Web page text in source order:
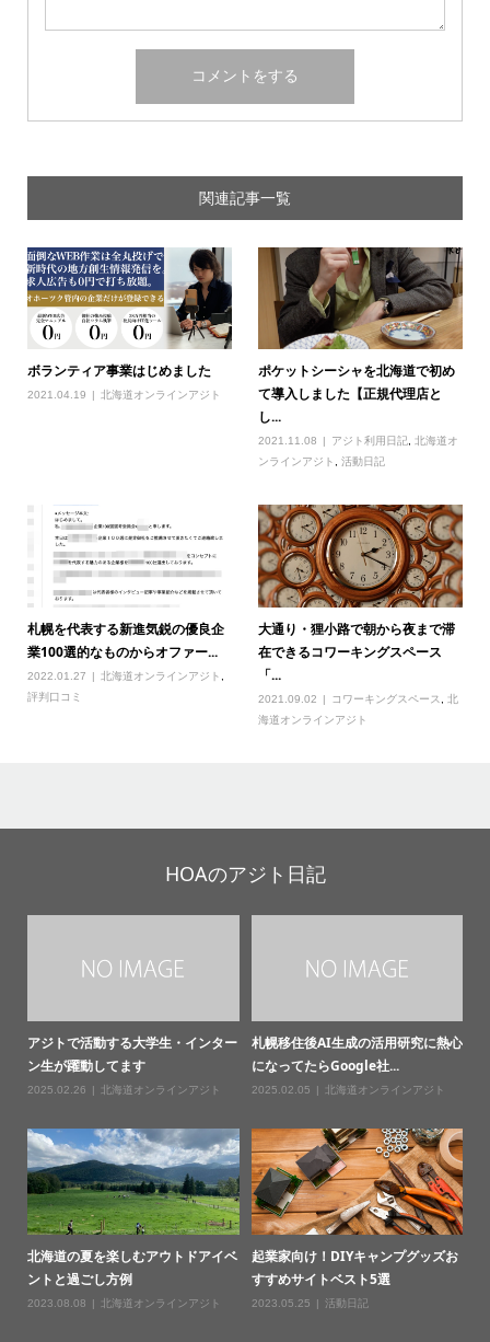
関連記事一覧
ボランティア事業はじめました
2021.04.19 北海道オンラインアジト
ポケットシーシャを北海道で初め
て導入しました【正規代理店と
し...
2021.11.08 アジト利用日記 ,北海道オ
ンラインアジト
,活動日記
札幌を代表する新進気鋭の優良企
業100選的なものからオファー...
2022.01.27 北海道オンラインアジト
評判口コミ
大通り・狸小路で朝から夜まで滞
在できるコワーキングスペース
「...
2021.09.02 コワーキングスペース ,北
海道オンラインアジト
HOAのアジト日記
アジトで活動する大学生・インター
ン生が躍動してます
2025.02.26 北海道オンラインアジト
札幌移住後AI生成の活用研究に熱心
になってたらGoogle社...
2025.02.05 北海道オンラインアジト
北海道の夏を楽しむアウトドアイベ
ントと過ごし方例
2023.08.08 北海道オンラインアジト
起業家向け！DIYキャンプグッズお
すすめサイトベスト5選
2023.05.25 活動日記